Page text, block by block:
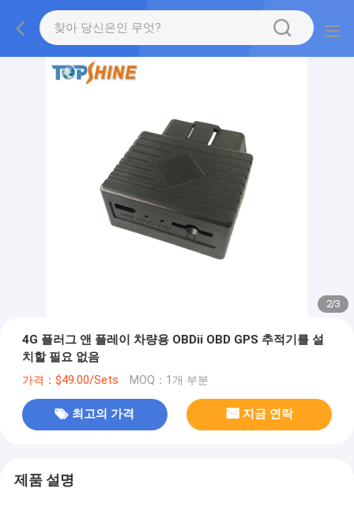
2/3
4G 플러그 앤 플레이 차량용 OBDii OBD GPS 추적기를 설
치할 필요 없음
가격：$49.00/Sets MOQ：1개 부분
최고의 가격 지금 연락
제품 설명